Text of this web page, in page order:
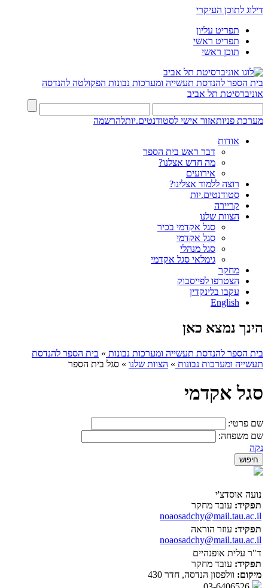
דילוג לתוכן העיקרי
תפריט עליון
תפריט ראשי
תוכן ראשי
בית הספר להנדסת תעשייה ומערכות נבונות הפקולטה להנדסה
אוניברסיטת תל אביב
מערכת פניותאזור אישי לסטודנטים.יותלהרשמה
אודות
דבר ראש בית הספר
מה חדש אצלנו?
אירועים
רוצה ללמוד אצלינו?
סטודנטים.יות
קריירה
הצוות שלנו
סגל אקדמי בכיר
סגל אקדמי
סגל מנהלי
גימלאי סגל אקדמי
מחקר
הצטרפו לפייסבוק
עקבו בלינקדין
English
הינך נמצא כאן
בית הספר להנדסת תעשייה ומערכות נבונות » בית הספר להנדסת
תעשייה ומערכות נבונות » הצוות שלנו » סגל בית הספר
סגל אקדמי
שם פרטי:
שם משפחה:
נקה
נועה אוסדצ'י
תפקיד: עובד מחקר
noaosadchy@mail.tau.ac.il
תפקיד: עוזר הוראה
noaosadchy@mail.tau.ac.il
ד"ר עלית אופנהיים
תפקיד: עובד מחקר
מיקום: וולפסון הנדסה, חדר 430